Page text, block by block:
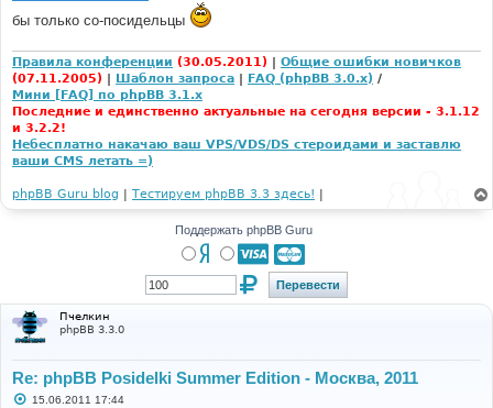
бы только со-посидельцы
Правила конференции (30.05.2011) | Общие ошибки новичков
(07.11.2005) | Шаблон запроса | FAQ (phpBB 3.0.x) /
Мини [FAQ] по phpBB 3.1.x
Последние и единственно актуальные на сегодня версии - 3.1.12
и 3.2.2!
Небесплатно накачаю ваш VPS/VDS/DS стероидами и заставлю
ваши CMS летать =)
phpBB Guru blog | Тестируем phpBB 3.3 здесь! |
Поддержать phpBB Guru
Пчелкин
phpBB 3.3.0
Re: phpBB Posidelki Summer Edition - Москва, 2011
С15.06.2011 17:44